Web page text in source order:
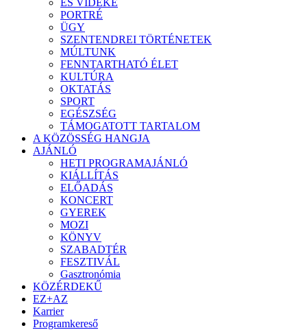
ÉS VIDÉKE
PORTRÉ
ÜGY
SZENTENDREI TÖRTÉNETEK
MÚLTUNK
FENNTARTHATÓ ÉLET
KULTÚRA
OKTATÁS
SPORT
EGÉSZSÉG
TÁMOGATOTT TARTALOM
A KÖZÖSSÉG HANGJA
AJÁNLÓ
HETI PROGRAMAJÁNLÓ
KIÁLLÍTÁS
ELŐADÁS
KONCERT
GYEREK
MOZI
KÖNYV
SZABADTÉR
FESZTIVÁL
Gasztronómia
KÖZÉRDEKŰ
EZ+AZ
Karrier
Programkereső